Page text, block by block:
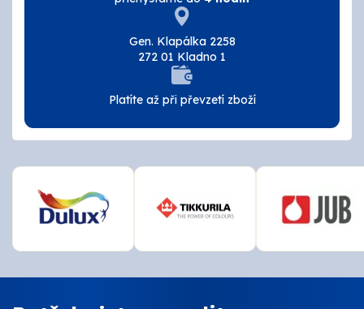
Štětce, válečky, nářadí
Omítky a zatepení
Vzorníky
ZNAČKY
OSMO
Vzorníky
Gen. Klapálka 2258
272 01 Kladno 1
Platíte až při převzetí zboží